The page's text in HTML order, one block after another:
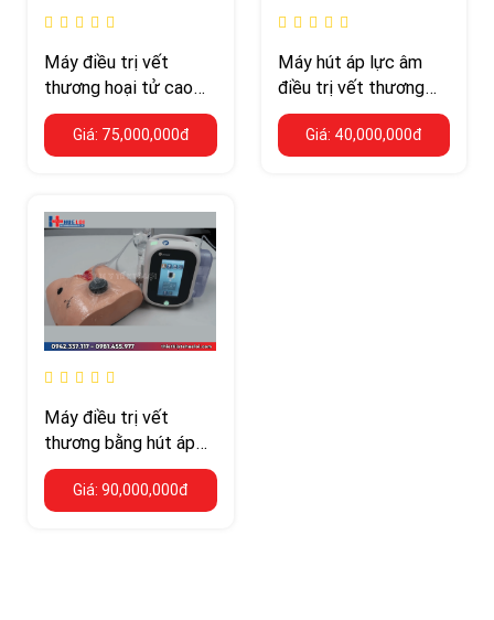
Máy điều trị vết
thương hoại tử cao
cấp - Vacuum
Therapy RH-1000
Giá: 75,000,000đ
Máy hút áp lực âm
điều trị vết thương
giá rẻ
Giá: 40,000,000đ
Máy điều trị vết
thương bằng hút áp
lực âm VAC
Giá: 90,000,000đ